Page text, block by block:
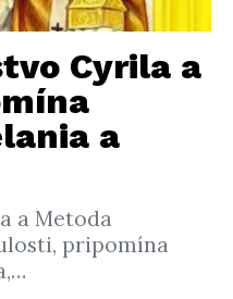
Cyrila a
a
a Metoda
pripomína